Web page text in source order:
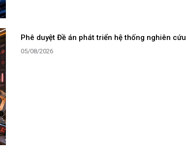
Phê duyệt Đề án phát triển hệ thống nghiên
05/08/2026